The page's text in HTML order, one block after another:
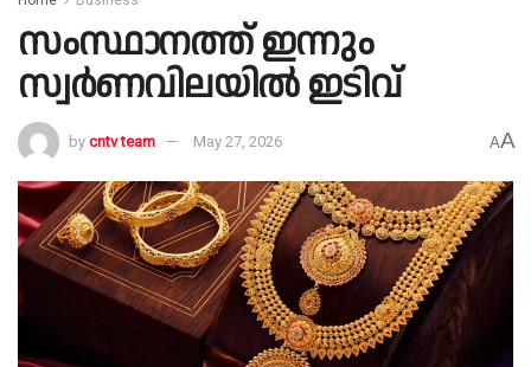
സംസ്ഥാനത്ത് ഇന്നും
സ്വർണവിലയിൽ ഇടിവ്
by cntv team May 27, 2026 AA